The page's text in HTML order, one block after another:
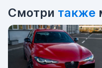
Смотри также